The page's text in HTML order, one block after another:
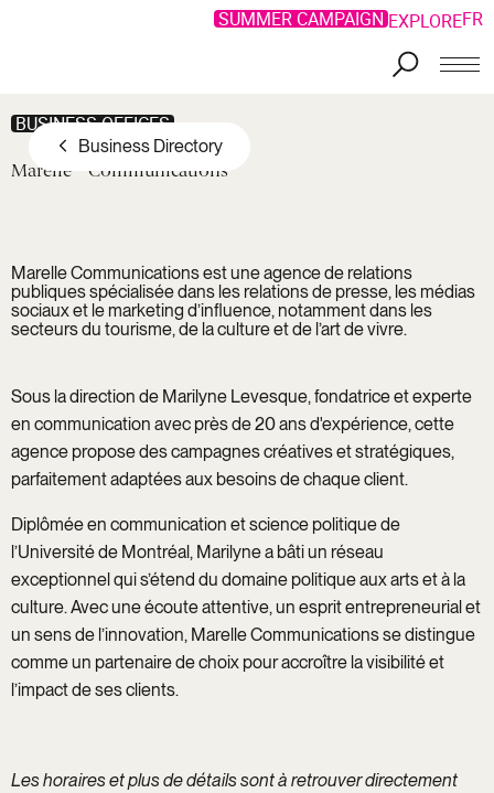
SUMMER CAMPAIGN EXPLOREFR
Business Directory
BUSINESS OFFICES
Marelle Communications
Marelle Communicationsest une agence de relations
publiques spécialisée dans les relations de presse, les médias
sociaux et le marketing d’influence, notamment dans les
secteurs du tourisme, de la culture et de l’art de vivre.
Sous la direction de Marilyne Levesque, fondatrice et experte
en communication avec près de 20 ans d'expérience, cette
agence propose des campagnes créatives et stratégiques,
parfaitement adaptées aux besoins de chaque client.
Diplômée en communication et science politique de
l’Université de Montréal, Marilyne a bâti un réseau
exceptionnel qui s’étend du domaine politique aux arts et à la
culture. Avec une écoute attentive, un esprit entrepreneurial et
un sens de l’innovation, Marelle Communications se distingue
comme un partenaire de choix pour accroître la visibilité et
l’impact de ses clients.
Les horaires et plus de détails sont à retrouver directement